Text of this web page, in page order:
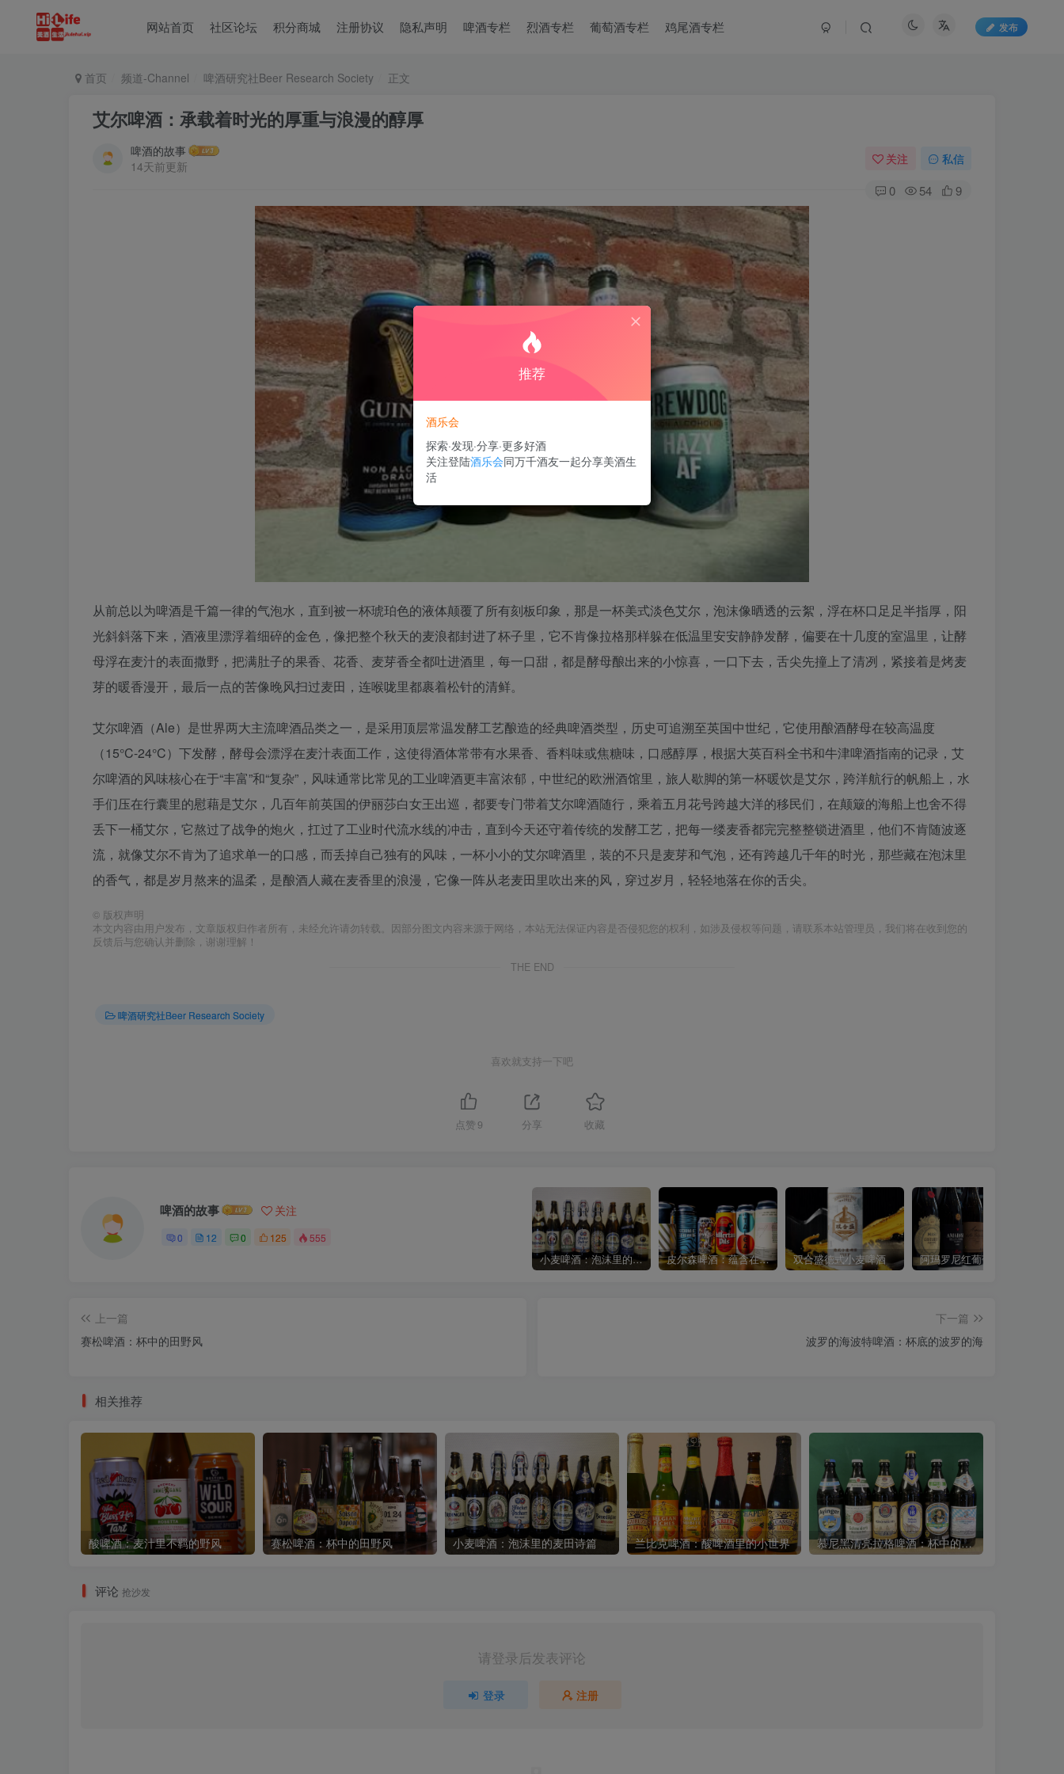
网站首页 社区论坛 积分商城 注册协议 隐私声明 啤酒专栏 烈酒专栏 葡萄酒专栏 鸡尾酒专栏 发布
首页 频道-Channel 啤酒研究社Beer Research Society 正文
艾尔啤酒：承载着时光的厚重与浪漫的醇厚
啤酒的故事
14天前更新
关注 私信
0 54 9
从前总以为啤酒是千篇一律的气泡水，直到被一杯琥珀色的液体颠覆了所有刻板印象，那是一杯美式淡色艾尔，泡沫像晒透的云絮，浮在杯口足足半指厚，阳
光斜斜落下来，酒液里漂浮着细碎的金色，像把整个秋天的麦浪都封进了杯子里，它不肯像拉格那样躲在低温里安安静静发酵，偏要在十几度的室温里，让酵
母浮在麦汁的表面撒野，把满肚子的果香、花香、麦芽香全都吐进酒里，每一口甜，都是酵母酿出来的小惊喜，一口下去，舌尖先撞上了清冽，紧接着是烤麦
芽的暖香漫开，最后一点的苦像晚风扫过麦田，连喉咙里都裹着松针的清鲜。
艾尔啤酒（Ale）是世界两大主流啤酒品类之一，是采用‌顶层常温发酵‌工艺酿造的经典啤酒类型，历史可追溯至英国中世纪，它使用酿酒酵母在较高温度
（15°C-24°C）下发酵，酵母会漂浮在麦汁表面工作，这使得酒体常带有水果香、香料味或焦糖味，口感醇厚，根据大英百科全书和牛津啤酒指南的记录，艾
尔啤酒的风味核心在于“丰富”和“复杂”，风味通常比常见的工业啤酒更丰富浓郁，中世纪的欧洲酒馆里，旅人歇脚的第一杯暖饮是艾尔，跨洋航行的帆船上，水
手们压在行囊里的慰藉是艾尔，几百年前英国的伊丽莎白女王出巡，都要专门带着艾尔啤酒随行，乘着五月花号跨越大洋的移民们，在颠簸的海船上也舍不得
丢下一桶艾尔，它熬过了战争的炮火，扛过了工业时代流水线的冲击，直到今天还守着传统的发酵工艺，把每一缕麦香都完完整整锁进酒里，他们不肯随波逐
流，就像艾尔不肯为了追求单一的口感，而丢掉自己独有的风味，一杯小小的艾尔啤酒里，装的不只是麦芽和气泡，还有跨越几千年的时光，那些藏在泡沫里
的香气，都是岁月熬来的温柔，是酿酒人藏在麦香里的浪漫，它像一阵从老麦田里吹出来的风，穿过岁月，轻轻地落在你的舌尖。
© 版权声明
本文内容由用户发布，文章版权归作者所有，未经允许请勿转载。因部分图文内容来源于网络，本站无法保证内容是否侵犯您的权利，如涉及侵权等问题，请联系本站管理员，我们将在收到您的
反馈后与您确认并删除，谢谢理解！
THE END
啤酒研究社Beer Research Society
喜欢就支持一下吧
点赞 9 分享 收藏
啤酒的故事 关注
0 12 0 125 555
小麦啤酒：泡沫里的麦田诗篇 皮尔森啤酒：蕴含在酒杯里的时光与风味 双合盛德式小麦啤酒
上一篇
赛松啤酒：杯中的田野风
下一篇
波罗的海波特啤酒：杯底的波罗的海
相关推荐
酸啤酒：麦汁里不羁的野风 赛松啤酒：杯中的田野风 小麦啤酒：泡沫里的麦田诗篇 兰比克啤酒：酸啤酒里的小世界 慕尼黑清亮拉格啤酒：杯中的慕尼黑阳光
评论 抢沙发
请登录后发表评论
登录 注册
推荐
酒乐会
探索·发现·分享·更多好酒
关注登陆酒乐会同万千酒友一起分享美酒生
活